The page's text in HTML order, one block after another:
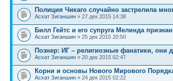
Полиция Чикаго случайно застрелила
Асхат Зиганшин » 27 дек 2015 14:38
Билл Гейтс и его супруга Мелинда
Асхат Зиганшин » 25 дек 2015 20:50
Познер: ИГ – религиозные фанатики, они
Асхат Зиганшин » 20 дек 2015 02:47
Корни и основы Нового Мирового
Асхат Зиганшин » 24 дек 2015 02:22